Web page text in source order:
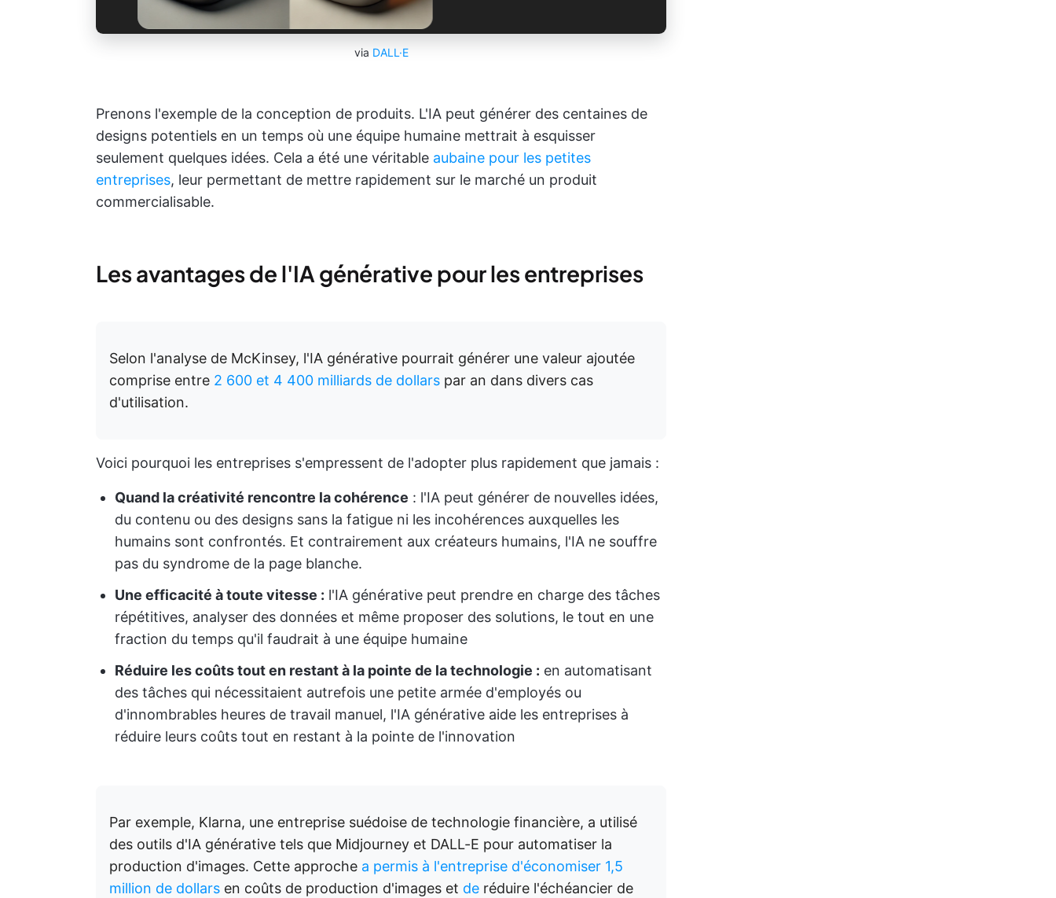
via DALL·E
Prenons l'exemple de la conception de produits. L'IA peut générer des centaines de
designs potentiels en un temps où une équipe humaine mettrait à esquisser
seulement quelques idées. Cela a été une véritable aubaine pour les petites
entreprises, leur permettant de mettre rapidement sur le marché un produit
commercialisable.
Les avantages de l'IA générative pour les entreprises
Selon l'analyse de McKinsey, l'IA générative pourrait générer une valeur ajoutée
comprise entre 2 600 et 4 400 milliards de dollars par an dans divers cas
d'utilisation.
Voici pourquoi les entreprises s'empressent de l'adopter plus rapidement que jamais :
Quand la créativité rencontre la cohérence : l'IA peut générer de nouvelles idées,
du contenu ou des designs sans la fatigue ni les incohérences auxquelles les
humains sont confrontés. Et contrairement aux créateurs humains, l'IA ne souffre
pas du syndrome de la page blanche.
Une efficacité à toute vitesse : l'IA générative peut prendre en charge des tâches
répétitives, analyser des données et même proposer des solutions, le tout en une
fraction du temps qu'il faudrait à une équipe humaine
Réduire les coûts tout en restant à la pointe de la technologie : en automatisant
des tâches qui nécessitaient autrefois une petite armée d'employés ou
d'innombrables heures de travail manuel, l'IA générative aide les entreprises à
réduire leurs coûts tout en restant à la pointe de l'innovation
Par exemple, Klarna, une entreprise suédoise de technologie financière, a utilisé
des outils d'IA générative tels que Midjourney et DALL-E pour automatiser la
production d'images. Cette approche a permis à l'entreprise d'économiser 1,5
million de dollars en coûts de production d'images et de réduire l'échéancier de